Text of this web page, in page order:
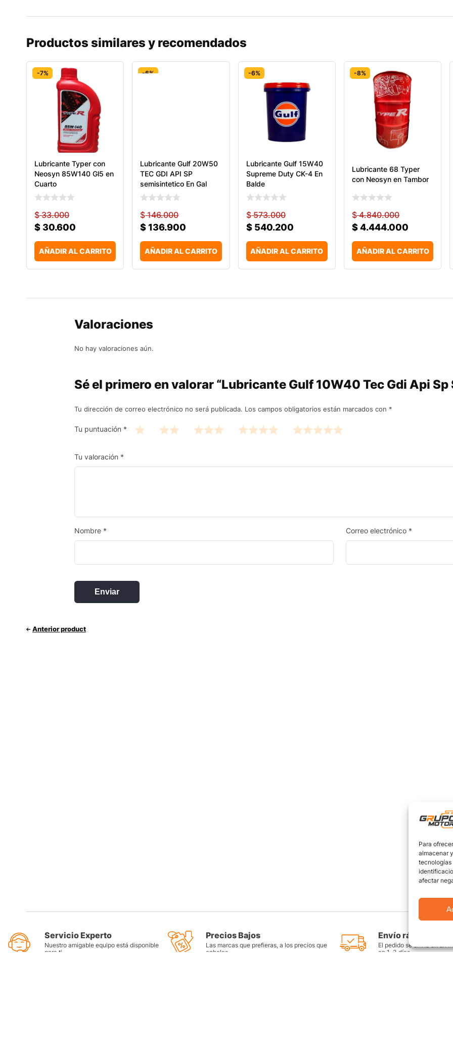
Para
almacenar
tecnologías
afectar
Productos similares y recomendados
-7%
Lubricante Typer con
Neosyn 85W140 Gl5 en
Cuarto
$33.000
$30.600
AÑADIR AL CARRITO
-6%
Lubricante Gulf 20W50
TEC GDI API SP
semisintetico En Gal
$146.000
$136.900
AÑADIR AL CARRITO
-6%
Lubricante Gulf 15W40
Supreme Duty CK-4 En
Balde
$573.000
$540.200
AÑADIR AL CARRITO
-8%
Lubricante 68 Typer
con Neosyn en Tambor
$4.840.000
$4.444.000
AÑADIR AL CARRITO
Valoraciones
No hay valoraciones aún.
Sé el primero en valorar “Lubricante Gulf 10W40 Tec Gdi Api
Tu dirección de correo electrónico no será publicada. Los campos obligatorios están marcados con *
Tu puntuación *
Tu valoración *
Nombre * Correo electrónico *
Anterior product
Servicio Experto
Nuestro amigable equipo está disponible
para ti
Precios Bajos
Las marcas que prefieras, a los precios que
anhelas
Envío rápido y
El pedido se envía en un
en 1-3 días